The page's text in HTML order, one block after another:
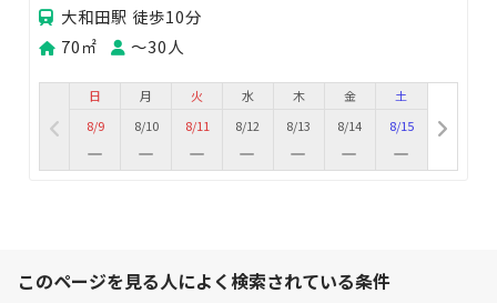
大和田駅 徒歩10分
70㎡
〜30人
日
8/9
月
8/10
火
8/11
水
8/12
木
8/13
金
8/14
土
8/15
このページを見る人によく検索されている条件